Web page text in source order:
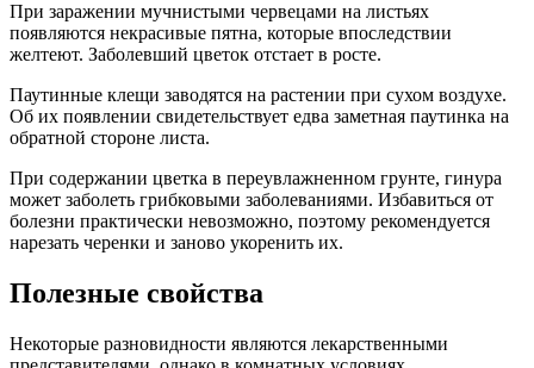
При заражении мучнистыми червецами на листьях
появляются некрасивые пятна, которые впоследствии
желтеют. Заболевший цветок отстает в росте.
Паутинные клещи заводятся на растении при сухом воздухе.
Об их появлении свидетельствует едва заметная паутинка на
обратной стороне листа.
При содержании цветка в переувлажненном грунте, гинура
может заболеть грибковыми заболеваниями. Избавиться от
болезни практически невозможно, поэтому рекомендуется
нарезать черенки и заново укоренить их.
Полезные свойства
Некоторые разновидности являются лекарственными